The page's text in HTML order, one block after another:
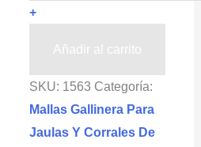
De
Aves
2x100m
Cuadro
25x25mm
+
Añadir al carrito
SKU: 1563 Categoría:
Mallas Gallinera Para
Jaulas Y Corrales De